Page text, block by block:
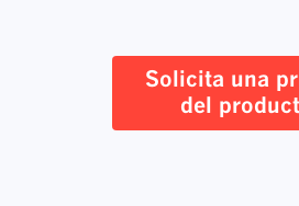
Solicita una
del